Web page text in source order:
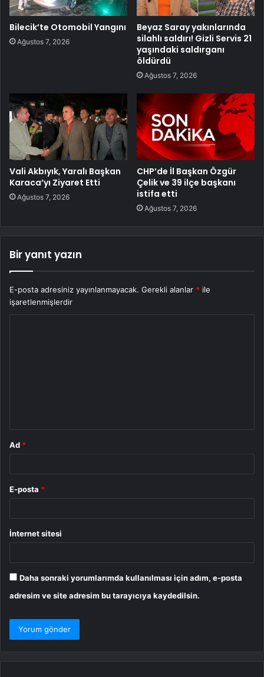
Bilecik’te Otomobil Yangını
Ağustos 7, 2026
Beyaz Saray yakınlarında
silahlı saldırı! Gizli Servis 21
yaşındaki saldırganı
öldürdü
Ağustos 7, 2026
Vali Akbıyık, Yaralı Başkan
Karaca’yı Ziyaret Etti
Ağustos 7, 2026
CHP’de İl Başkan Özgür
Çelik ve 39 ilçe başkanı
istifa etti
Ağustos 7, 2026
Bir yanıt yazın
E-posta adresiniz yayınlanmayacak. Gerekli alanlar * ile
işaretlenmişlerdir
Ad *
E-posta *
İnternet sitesi
Daha sonraki yorumlarımda kullanılması için adım, e-posta
adresim ve site adresim bu tarayıcıya kaydedilsin.